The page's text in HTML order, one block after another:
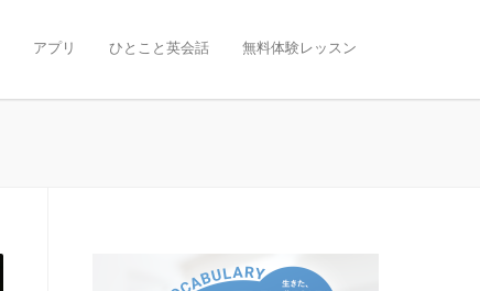
アプリ ひとこと英会話 無料体験レッスン